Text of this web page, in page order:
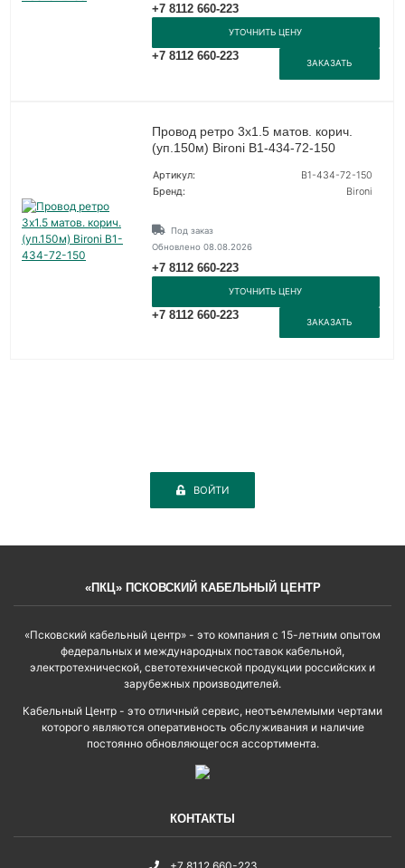
+7 8112 660-223
УТОЧНИТЬ ЦЕНУ
+7 8112 660-223
ЗАКАЗАТЬ
Провод ретро 3х1.5 матов. корич.
(уп.150м) Bironi B1-434-72-150
Артикул:
B1-434-72-150
Бренд:
Bironi
Под заказ
Обновлено 08.08.2026
+7 8112 660-223
УТОЧНИТЬ ЦЕНУ
+7 8112 660-223
ЗАКАЗАТЬ
ВОЙТИ
«ПКЦ» ПСКОВСКИЙ КАБЕЛЬНЫЙ ЦЕНТР
«Псковский кабельный центр» - это компания с 15-летним опытом
федеральных и международных поставок кабельной,
электротехнической, светотехнической продукции российских и
зарубежных производителей.
Кабельный Центр - это отличный сервис, неотъемлемыми чертами
которого являются оперативность обслуживания и наличие
постоянно обновляющегося ассортимента.
КОНТАКТЫ